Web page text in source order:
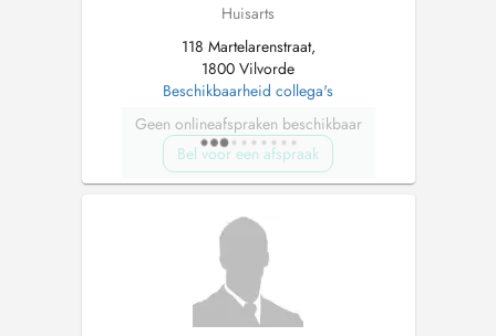
Huisarts
118 Martelarenstraat,
1800 Vilvorde
Beschikbaarheid collega's
Geen onlineafspraken beschikbaar
Bel voor een afspraak